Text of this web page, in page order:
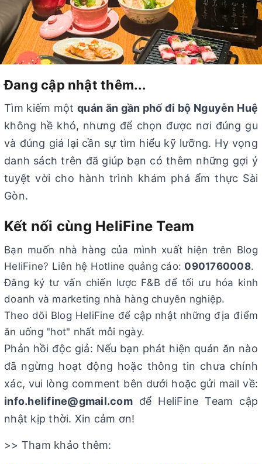
Đang cập nhật thêm...
Tìm kiếm mộtquán ăn gần phố đi bộ Nguyễn Huệ
không hề khó, nhưng để chọn được nơi đúng gu
và đúng giá lại cần sự tìm hiểu kỹ lưỡng. Hy vọng
danh sách trên đã giúp bạn có thêm những gợi ý
tuyệt vời cho hành trình khám phá ẩm thực Sài
Gòn.
Kết nối cùng HeliFine Team
Bạn muốn nhà hàng của mình xuất hiện trên Blog
HeliFine? Liên hệ Hotline quảng cáo: 0901760008.
Đăng ký tư vấn chiến lược F&B để tối ưu hóa kinh
doanh và marketing nhà hàng chuyên nghiệp.
Theo dõi Blog HeliFine để cập nhật những địa điểm
ăn uống "hot" nhất mỗi ngày.
Phản hồi độc giả: Nếu bạn phát hiện quán ăn nào
đã ngừng hoạt động hoặc thông tin chưa chính
xác, vui lòng comment bên dưới hoặc gửi mail về:
info.helifine@gmail.comđể HeliFine Team cập
nhật kịp thời. Xin cảm ơn!
>> Tham khảo thêm: